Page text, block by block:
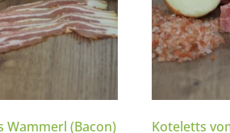
Wammerl (Bacon) Koteletts